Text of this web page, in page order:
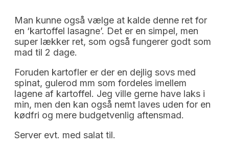
Man kunne også vælge at kalde denne ret for
en ‘kartoffel lasagne’. Det er en simpel, men
super lækker ret, som også fungerer godt som
mad til 2 dage.
Foruden kartofler er der en dejlig sovs med
spinat, gulerod mm som fordeles imellem
lagene af kartoffel. Jeg ville gerne have laks i
min, men den kan også nemt laves uden for en
kødfri og mere budgetvenlig aftensmad.
Server evt. med salat til.